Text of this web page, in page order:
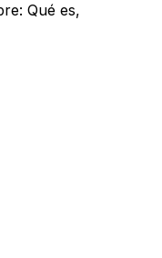
Qué es,